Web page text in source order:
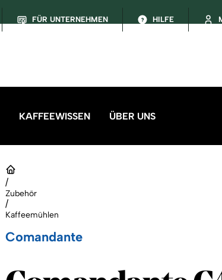
FÜR UNTERNEHMEN HILFE
KAFFEEWISSEN ÜBER UNS
/
Zubehör
/
Kaffeemühlen
Comandante